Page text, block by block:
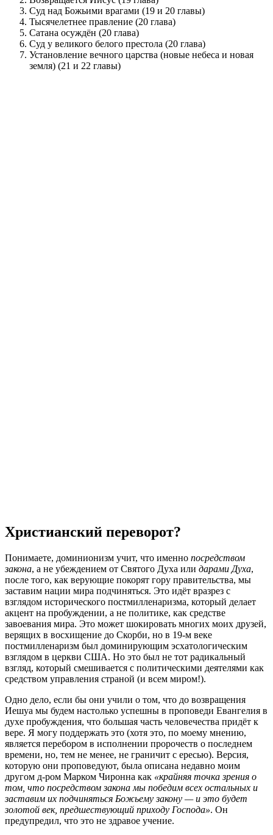
Суд над Божьими врагами (19 и 20 главы)
Тысячелетнее правление (20 глава)
Сатана осуждён (20 глава)
Суд у великого белого престола (20 глава)
Установление вечного царства (новые небеса и новая
земля) (21 и 22 главы)
Христианский переворот?
Понимаете, доминионизм учит, что именно посредством
закона, а не убеждением от Святого Духа или дарами Духа,
после того, как верующие покорят гору правительства, мы
заставим нации мира подчиняться. Это идёт вразрез с
взглядом исторического постмилленаризма, который делает
акцент на пробуждении, а не политике, как средстве
завоевания мира. Это может шокировать многих моих друзей,
верящих в восхищение до Скорби, но в 19-м веке
постмилленаризм был доминирующим эсхатологическим
взглядом в церкви США. Но это был не тот радикальный
взгляд, который смешивается с политическими деятелями как
средством управления страной (и всем миром!).
Одно дело, если бы они учили о том, что до возвращения
Иешуа мы будем настолько успешны в проповеди Евангелия в
духе пробуждения, что большая часть человечества придёт к
вере. Я могу поддержать это (хотя это, по моему мнению,
является перебором в исполнении пророчеств о последнем
времени, но, тем не менее, не граничит с ересью). Версия,
которую они проповедуют, была описана недавно моим
другом д-ром Марком Чиронна как «крайняя точка зрения о
том, что посредством закона мы победим всех остальных и
заставим их подчиняться Божьему закону — и это будет
золотой век, предшествующий приходу Господа». Он
предупредил, что это не здравое учение.